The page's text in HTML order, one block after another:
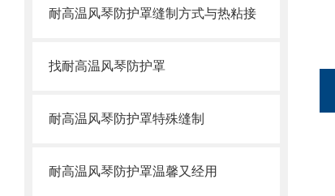
耐高温风琴防护罩缝制方式与热粘接
找耐高温风琴防护罩
耐高温风琴防护罩特殊缝制
耐高温风琴防护罩温馨又经用